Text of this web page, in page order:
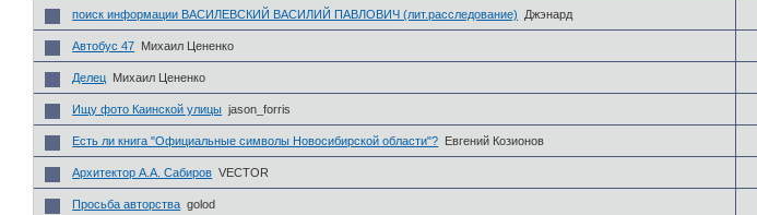
поиск информации ВАСИЛЕВСКИЙ ВАСИЛИЙ ПАВЛОВИЧ (лит.расследование) Джэнард
Автобус 47 Михаил Цененко
Делец Михаил Цененко
Ищу фото Каинской улицы jason_forris
Есть ли книга "Официальные символы Новосибирской области"? Евгений Козионов
Архитектор А.А. Сабиров VECTOR
Просьба авторства golod